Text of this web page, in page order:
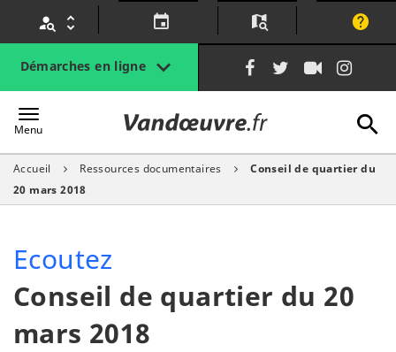
Gestion des traceurs
Démarches en ligne
Lien
vers
le
compte
Facebook
Lien
vers
Twitter
Lien
vers
chaîne
Youtube
vers
le
Menu Vandœuvre.fr
Accueil Ressources documentaires
Conseil de quartier du
20 mars 2018
Ecoutez
Conseil de quartier du 20
mars 2018